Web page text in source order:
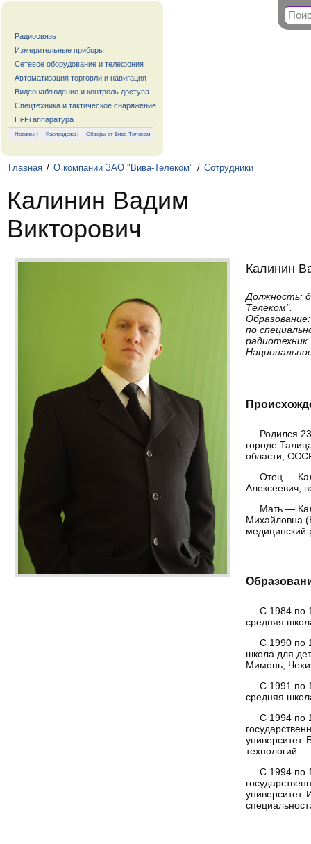
Радиосвязь
Измерительные приборы
Сетевое оборудование и телефония
Автоматизация торговли и навигация
Видеонаблюдение и контроль доступа
Спецтехника и тактическое снаряжение
Hi-Fi аппаратура
Новинки | Распродажа| Обзоры от Вива-Телеком
Главная / О компании ЗАО "Вива-Телеком" / Сотрудники
Калинин Вадим
Викторович
Калинин
Должность:
Телеком".
по
радиотехник.
Родился
городе
области,
Отец —
Алексеевич,
Мать —
Михайловна
медицинский
С 1984 по
средняя
С 1990 по
школа для
Мимонь,
С 1991 по
средняя
С 1994 по
университет.
технологий.
С 1994 по
университет.